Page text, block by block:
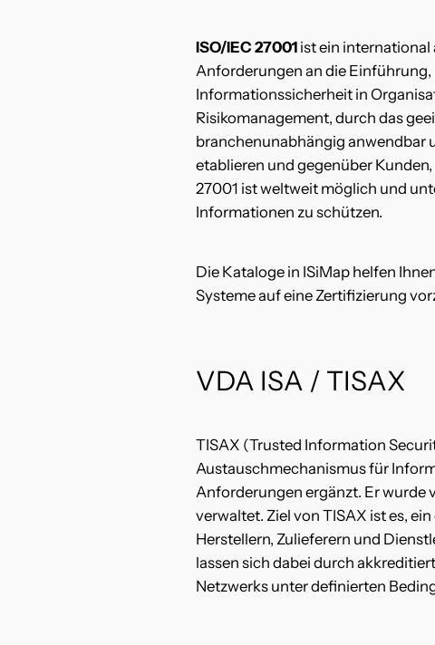
ISO/IEC 27001 ist ein
Anforderungen an die
Informationssicherheit in
Risikomanagement, durch das
branchenunabhängig anwendbar
etablieren und gegenüber
27001 ist weltweit möglich und
Informationen zu schützen.
Die Kataloge in ISiMap helfen
Systeme auf eine Zertifizierung
VDA ISA / TISAX
TISAX (Trusted Information
Austauschmechanismus für
Anforderungen ergänzt. Er wurde
verwaltet. Ziel von TISAX ist es,
Herstellern, Zulieferern und
lassen sich dabei durch
Netzwerks unter definierten